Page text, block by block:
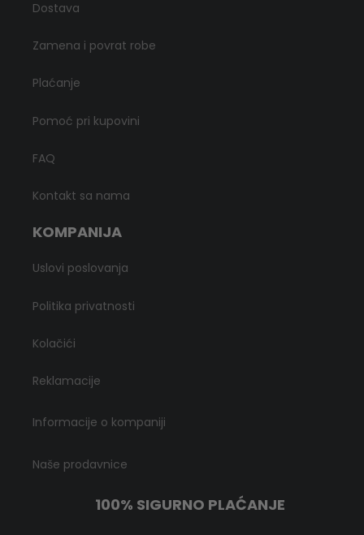
Dostava
Zamena i povrat robe
Plaćanje
Pomoć pri kupovini
FAQ
Kontakt sa nama
KOMPANIJA
Uslovi poslovanja
Politika privatnosti
Kolačići
Reklamacije
Informacije o kompaniji
Naše prodavnice
100% SIGURNO PLAĆANJE